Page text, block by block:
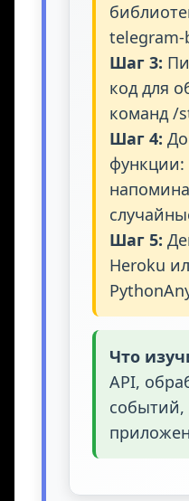
telegram-
Шаг 3:
код для
команд /
Шаг 4:
функции:
Шаг 5:
Heroku
Что
API,
событий,